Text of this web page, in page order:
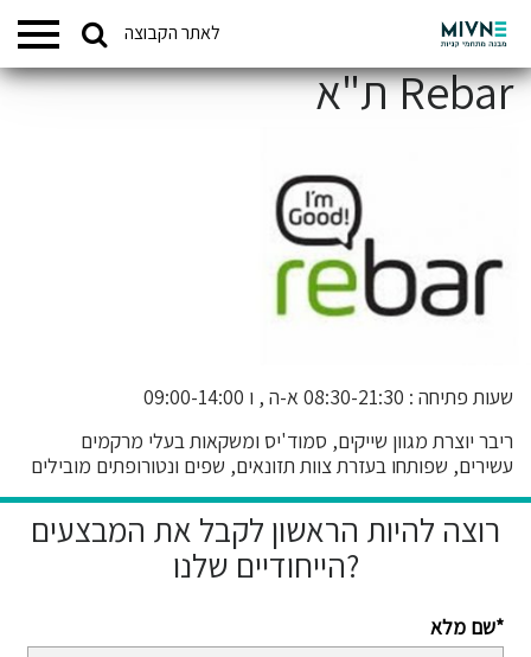
לאתר הקבוצה המתחמים שלנו
Rebar ת"א
שעות פתיחה : 08:30-21:30 א-ה , ו 09:00-14:00
ריבר יוצרת מגוון שייקים, סמוד'יס ומשקאות בעלי מרקמים
עשירים, שפותחו בעזרת צוות תזונאים, שפים ונטורופתים מובילים
רוצה להיות הראשון לקבל את המבצעים
הייחודיים שלנו?
שם מלא*